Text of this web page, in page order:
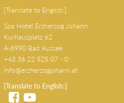
[Translate to English:]
Spa Hotel Erzherzog Johann
Kurhausplatz 62
A-8990 Bad Aussee
+43 36 22 525 07 - 0
info@erzherzogjohann.at
[Translate to English:]